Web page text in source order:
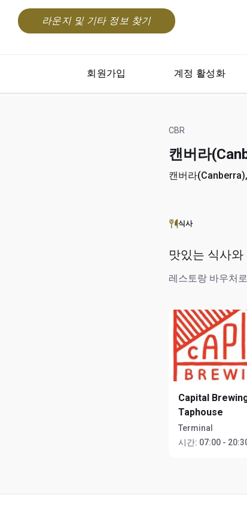
라운지 및 기타 정보 찾기
회원가입 계정 활성화
CBR
캔버라
캔버라
식사
맛있는 식사와
레스토랑 바우처
Capital
Taphouse
Terminal
시간: 07:00 -